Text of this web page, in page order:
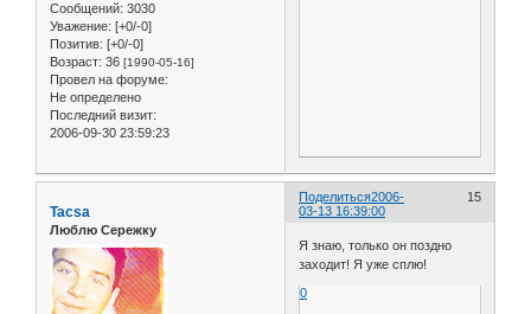
Сообщений: 3030
Уважение: [+0/-0]
Позитив: [+0/-0]
Возраст: 36 [1990-05-16]
Провел на форуме:
Не определено
Последний визит:
2006-09-30 23:59:23
Поделиться 15
2006-
03-13 16:39:00
Tacsa
Люблю Сережку
Я знаю, только он поздно
заходит! Я уже сплю!
0